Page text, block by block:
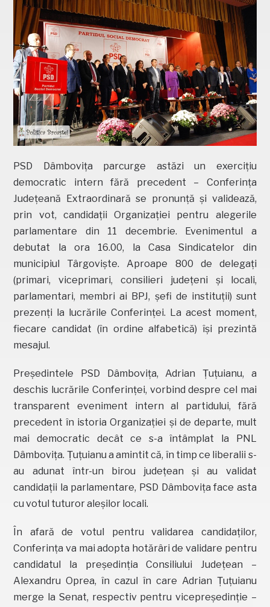
PSD Dâmbovița parcurge astăzi un exercițiu
democratic intern fără precedent – Conferința
Județeană Extraordinară se pronunță și validează,
prin vot, candidații Organizației pentru alegerile
parlamentare din 11 decembrie. Evenimentul a
debutat la ora 16.00, la Casa Sindicatelor din
municipiul Târgoviște. Aproape 800 de delegați
(primari, viceprimari, consilieri județeni și locali,
parlamentari, membri ai BPJ, șefi de instituții) sunt
prezenți la lucrările Conferinței. La acest moment,
fiecare candidat (în ordine alfabetică) își prezintă
mesajul.
Președintele PSD Dâmbovița, Adrian Țuțuianu, a
deschis lucrările Conferinței, vorbind despre cel mai
transparent eveniment intern al partidului, fără
precedent în istoria Organizației și de departe, mult
mai democratic decât ce s-a întâmplat la PNL
Dâmbovița. Țuțuianu a amintit că, în timp ce liberalii s-
au adunat într-un birou județean și au validat
candidații la parlamentare, PSD Dâmbovița face asta
cu votul tuturor aleșilor locali.
În afară de votul pentru validarea candidaților,
Conferința va mai adopta hotărâri de validare pentru
candidatul la președinția Consiliului Județean –
Alexandru Oprea, în cazul în care Adrian Țuțuianu
merge la Senat, respectiv pentru vicepreședinție –